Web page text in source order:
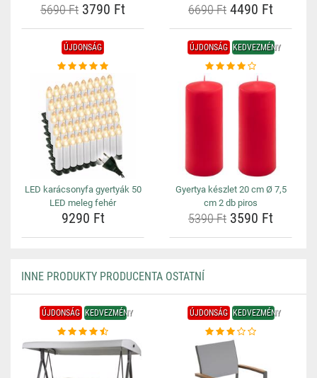
5690 Ft 3790 Ft 6690 Ft 4490 Ft
ÚJDONSÁG
LED karácsonyfa gyertyák 50
LED meleg fehér
9290 Ft
ÚJDONSÁG KEDVEZMÉNY
Gyertya készlet 20 cm Ø 7,5
cm 2 db piros
5390 Ft 3590 Ft
INNE PRODUKTY PRODUCENTA OSTATNÍ
ÚJDONSÁG KEDVEZMÉNY ÚJDONSÁG KEDVEZMÉNY